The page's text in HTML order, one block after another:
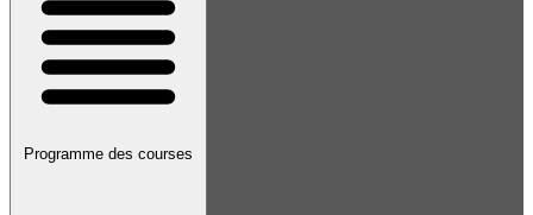
Programme des courses